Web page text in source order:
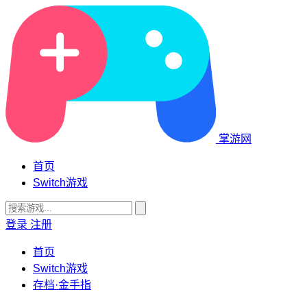
掌游网
首页
Switch游戏
登录 注册
首页
Switch游戏
存档·金手指